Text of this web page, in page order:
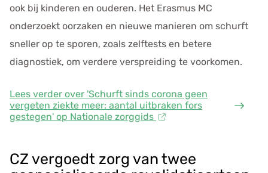
ook bij kinderen en ouderen. Het Erasmus MC
onderzoekt oorzaken en nieuwe manieren om schurft
sneller op te sporen, zoals zelftests en betere
diagnostiek, om verdere verspreiding te voorkomen.
Lees verder over 'Schurft sinds corona geen
vergeten ziekte meer: aantal uitbraken fors
gestegen' op Nationale zorggids
CZ vergoedt zorg van twee